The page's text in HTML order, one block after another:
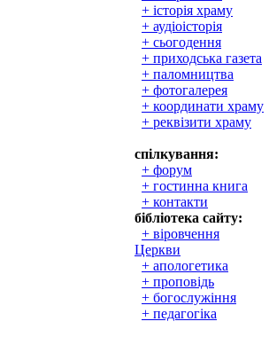
+ історія храму
+ аудіоісторія
+ сьогодення
+ приходська газета
+ паломництва
+ фотогалерея
+ координати храму
+ реквізити храму
спілкування:
+ форум
+ гостинна книга
+ контакти
бібліотека сайту:
+ віровчення
Церкви
+ апологетика
+ проповідь
+ богослужіння
+ педагогіка